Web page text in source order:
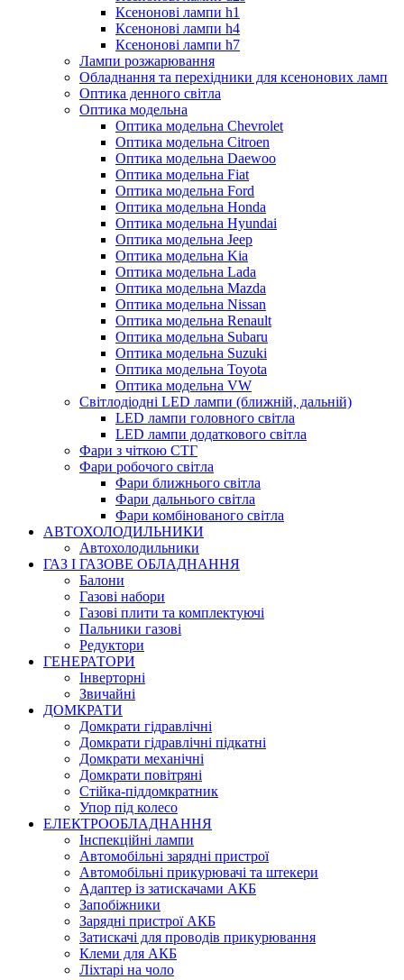
Ксенонові лампи h1
Ксенонові лампи h4
Ксенонові лампи h7
Лампи розжарювання
Обладнання та перехідники для ксенонових ламп
Оптика денного світла
Оптика модельна
Оптика модельна Chevrolet
Оптика модельна Citroen
Оптика модельна Daewoo
Оптика модельна Fiat
Оптика модельна Ford
Оптика модельна Honda
Оптика модельна Hyundai
Оптика модельна Jeep
Оптика модельна Kia
Оптика модельна Lada
Оптика модельна Mazda
Оптика модельна Nissan
Оптика модельна Renault
Оптика модельна Subaru
Оптика модельна Suzuki
Оптика модельна Toyota
Оптика модельна VW
Світлодіодні LED лампи (ближній, дальній)
LED лампи головного світла
LED лампи додаткового світла
Фари з чіткою СТГ
Фари робочого світла
Фари ближнього світла
Фари дальнього світла
Фари комбінованого світла
АВТОХОЛОДИЛЬНИКИ
Автохолодильники
ГАЗ І ГАЗОВЕ ОБЛАДНАННЯ
Балони
Газові набори
Газові плити та комплектуючі
Пальники газові
Редуктори
ГЕНЕРАТОРИ
Інверторні
Звичайні
ДОМКРАТИ
Домкрати гідравлічні
Домкрати гідравлічні підкатні
Домкрати механічні
Домкрати повітряні
Стійка-піддомкратник
Упор під колесо
ЕЛЕКТРООБЛАДНАННЯ
Інспекційні лампи
Автомобільні зарядні пристрої
Автомобільні прикурювачі та штекери
Адаптер із затискачами АКБ
Запобіжники
Зарядні пристрої АКБ
Затискачі для проводів прикурювання
Клеми для АКБ
Ліхтарі на чоло